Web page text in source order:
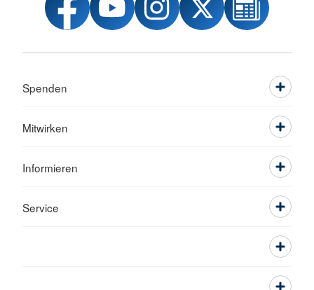
Spenden
Mitwirken
Informieren
Service